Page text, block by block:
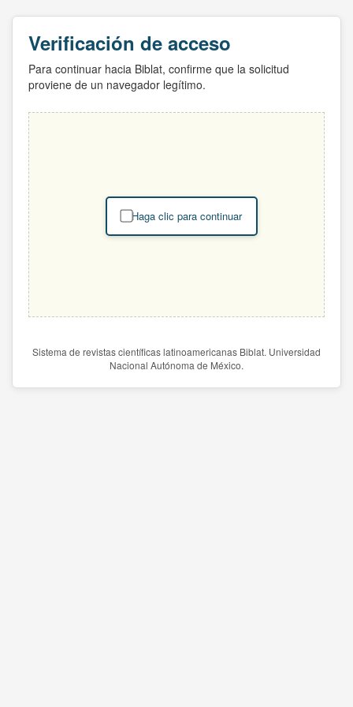
Verificación de acceso
Para continuar hacia Biblat, confirme que la solicitud
proviene de un navegador legítimo.
Haga clic para continuar
Sistema de revistas científicas latinoamericanas Biblat. Universidad
Nacional Autónoma de México.